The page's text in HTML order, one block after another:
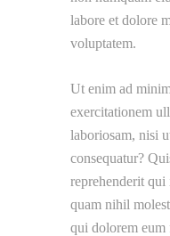
labore et dolore
voluptatem.
Ut enim ad
exercitationem
laboriosam, nisi
consequatur?
reprehenderit qui
quam nihil
qui dolorem